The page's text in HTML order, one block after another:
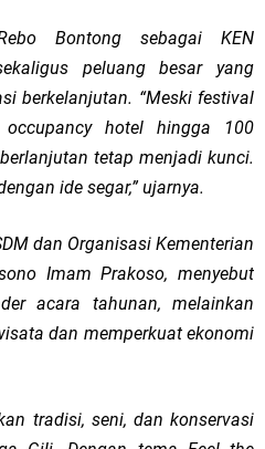
Bontong sebagai KEN
peluang besar yang
berkelanjutan. “Meski festival
hotel hingga 100
tetap menjadi kunci.
ide segar,” ujarnya.
dan Organisasi Kementerian
Imam Prakoso, menyebut
acara tahunan, melainkan
dan memperkuat ekonomi
tradisi, seni, dan konservasi